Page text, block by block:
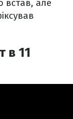
встав, але
в 11